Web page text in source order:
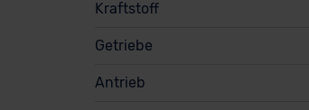
Kraftstoff
Getriebe
Antrieb